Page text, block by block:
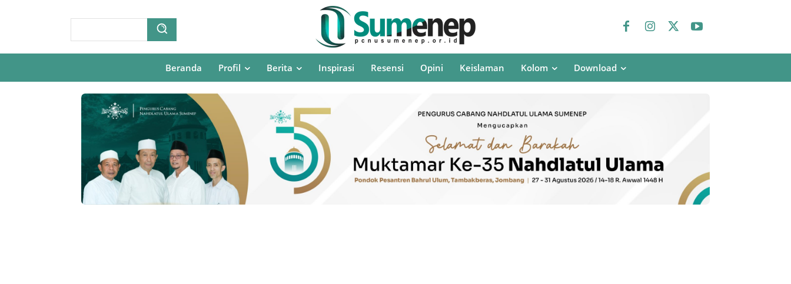
Beranda Profil Berita Inspirasi Resensi Opini Keislaman Kolom Download